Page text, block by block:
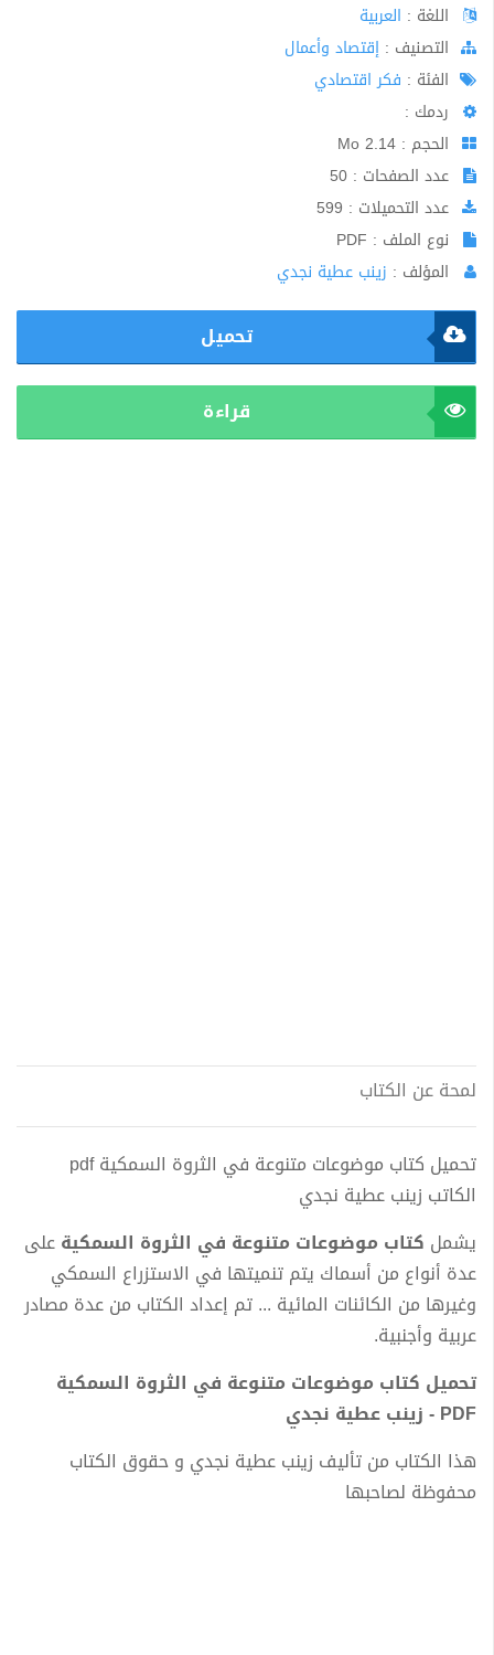
اللغة : العربية
اﻟﺘﺼﻨﻴﻒ : إقتصاد وأعمال
الفئة : فكر اقتصادي
ردمك :
الحجم : 2.14 Mo
عدد الصفحات : 50
عدد التحميلات : 599
نوع الملف : PDF
المؤلف : زينب عطية نجدي
تحميل
قراءة
لمحة عن الكتاب
تحميل كتاب موضوعات متنوعة في الثروة السمكية pdf
الكاتب زينب عطية نجدي
يشمل كتاب موضوعات متنوعة في الثروة السمكيةعلى
عدة أنواع من أسماك يتم تنميتها في الاستزراع السمكي
وغيرها من الكائنات المائية ... تم إعداد الكتاب من عدة مصادر
عربية وأجنبية.
تحميل كتاب موضوعات متنوعة في الثروة السمكية
PDF - زينب عطية نجدي
هذا الكتاب من تأليف زينب عطية نجدي و حقوق الكتاب
محفوظة لصاحبها